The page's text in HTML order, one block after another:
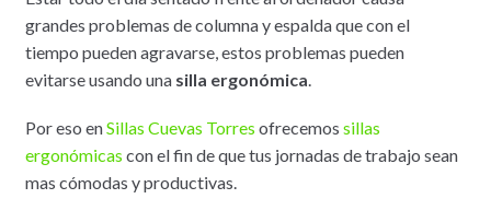
grandes problemas de columna y espalda que con el
tiempo pueden agravarse, estos problemas pueden
evitarse usando una silla ergonómica
Por eso enSillas Cuevas Torres ofrecemos sillas
ergonómicas con el fin de que tus jornadas de trabajo sean
mas cómodas y productivas.